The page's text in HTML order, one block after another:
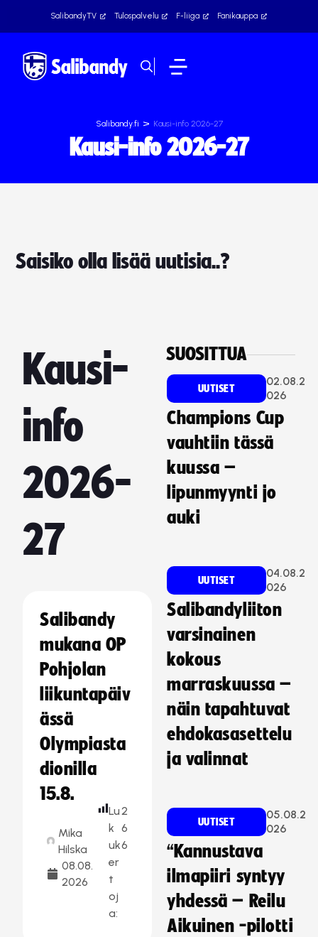
SalibandyTV Tulospalvelu F-liiga Fanikauppa
Salibandy.fi > Kausi-info 2026-27
Kausi-info 2026-27
Saisiko olla lisää uutisia..?
Kausi-
info
2026-
27
Salibandy
mukana OP
Pohjolan
liikuntapäiv
ässä
Olympiasta
dionilla
15.8.
Mika
Hilska
08.08.
2026
Lu
k
uk
er
t
oj
a:
2
6
6
SUOSITTUA
UUTISET
02.08.2
026
Champions Cup
vauhtiin tässä
kuussa –
lipunmyynti jo
auki
UUTISET
04.08.2
026
Salibandyliiton
varsinainen
kokous
marraskuussa –
näin tapahtuvat
ehdokasasettelu
ja valinnat
UUTISET
05.08.2
026
“Kannustava
ilmapiiri syntyy
yhdessä – Reilu
Aikuinen -pilotti